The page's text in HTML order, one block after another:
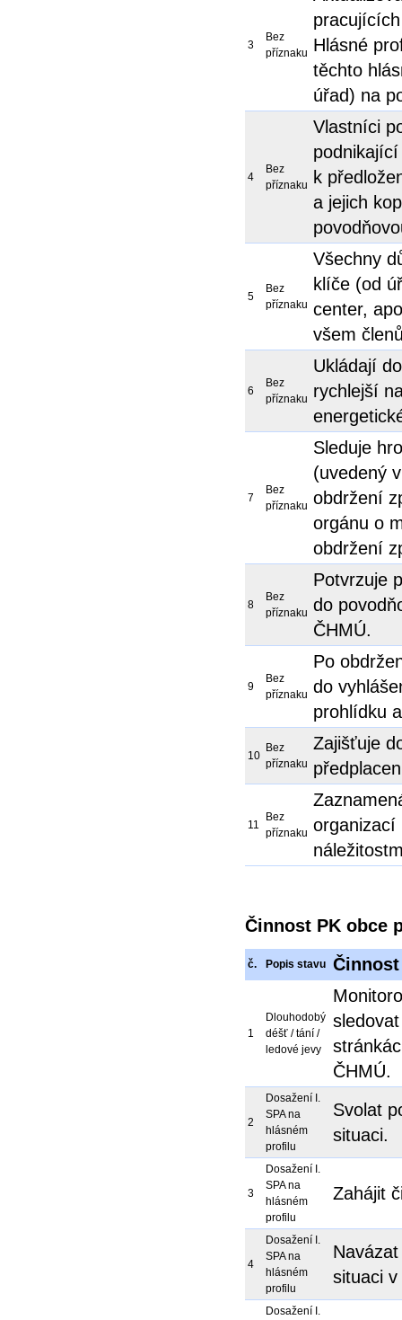
3
Bez
příznaku Hlásné
těchto
úřad) na
4
Bez
příznaku
Vlastníci
k
a jejich
5
Bez
příznaku
Všechny
klíče (od
center,
všem
6
Bez
příznaku
Ukládají
rychlejší
7
Bez
příznaku
Sleduje
(uvedený
obdržení
orgánu o
obdržení
8
Bez
příznaku
Potvrzuje
do
ČHMÚ.
9
Bez
příznaku
Po
do
prohlídku
10
Bez
příznaku
Zajišťuje
11
Bez
příznaku organizací
Činnost PK obce
č. Popis stavu Činnost
1
Dlouhodobý
déšť / tání /
ledové jevy
ČHMÚ.
2
Dosažení I.
SPA na
hlásném
profilu
Svolat
situaci.
3
Dosažení I.
SPA na
hlásném
profilu
Zahájit
4
Dosažení I.
SPA na
hlásném
profilu
situaci
Dosažení I.